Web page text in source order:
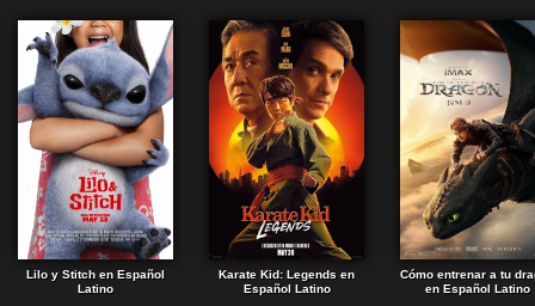
Lilo y Stitch en Español
Latino
Karate Kid: Legends en
Español Latino
Cómo entrenar a tu
en Español Latino